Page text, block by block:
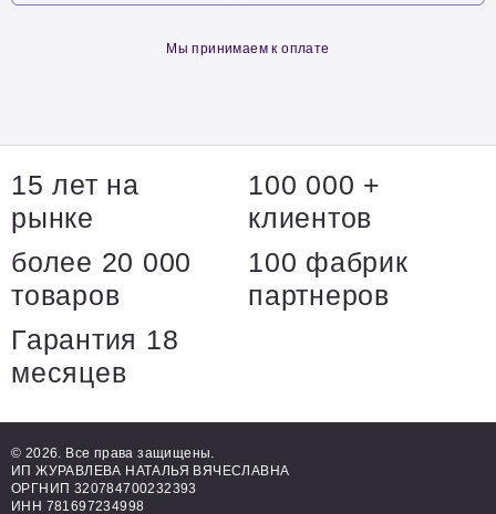
Мы принимаем к оплате
15 лет на
рынке
100 000 +
клиентов
более 20 000
товаров
100 фабрик
партнеров
Гарантия 18
месяцев
© 2026. Все права защищены.
ИП ЖУРАВЛЕВА НАТАЛЬЯ ВЯЧЕСЛАВНА
ОРГНИП 320784700232393
ИНН 781697234998